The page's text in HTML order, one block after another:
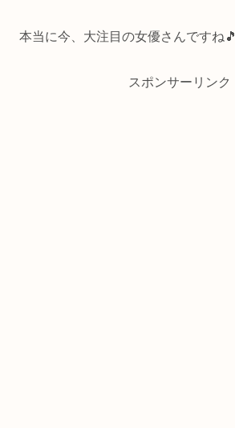
本当に今、大注目の女優さんですね🎵
スポンサーリンク